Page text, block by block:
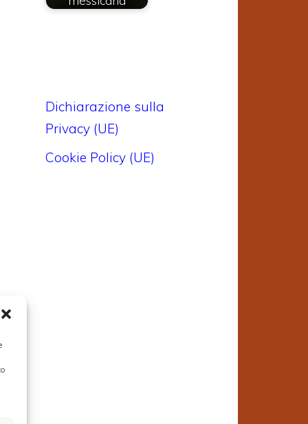
Dichiarazione sulla
Privacy (UE)
Cookie Policy (UE)